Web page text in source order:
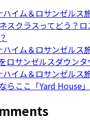
ハイム＆ロサンゼルス
スクラスってどう？
ハイム＆ロサンゼルス
ロサンゼルスダウンタ
ハイム＆ロサンゼルス
らここ「Yard House」